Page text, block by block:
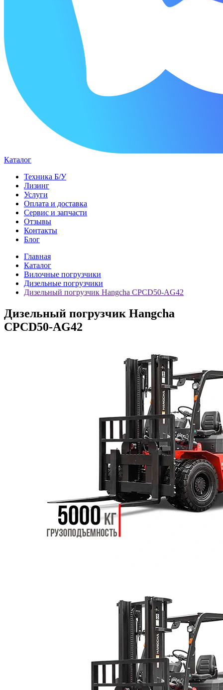
Каталог
Техника Б/У
Лизинг
Услуги
Оплата и доставка
Сервис и запчасти
Отзывы
Контакты
Блог
Главная
Каталог
Вилочные погрузчики
Дизельные погрузчики
Дизельный погрузчик Hangcha CPCD50-AG42
Дизельный погрузчик Hangcha
CPCD50-AG42